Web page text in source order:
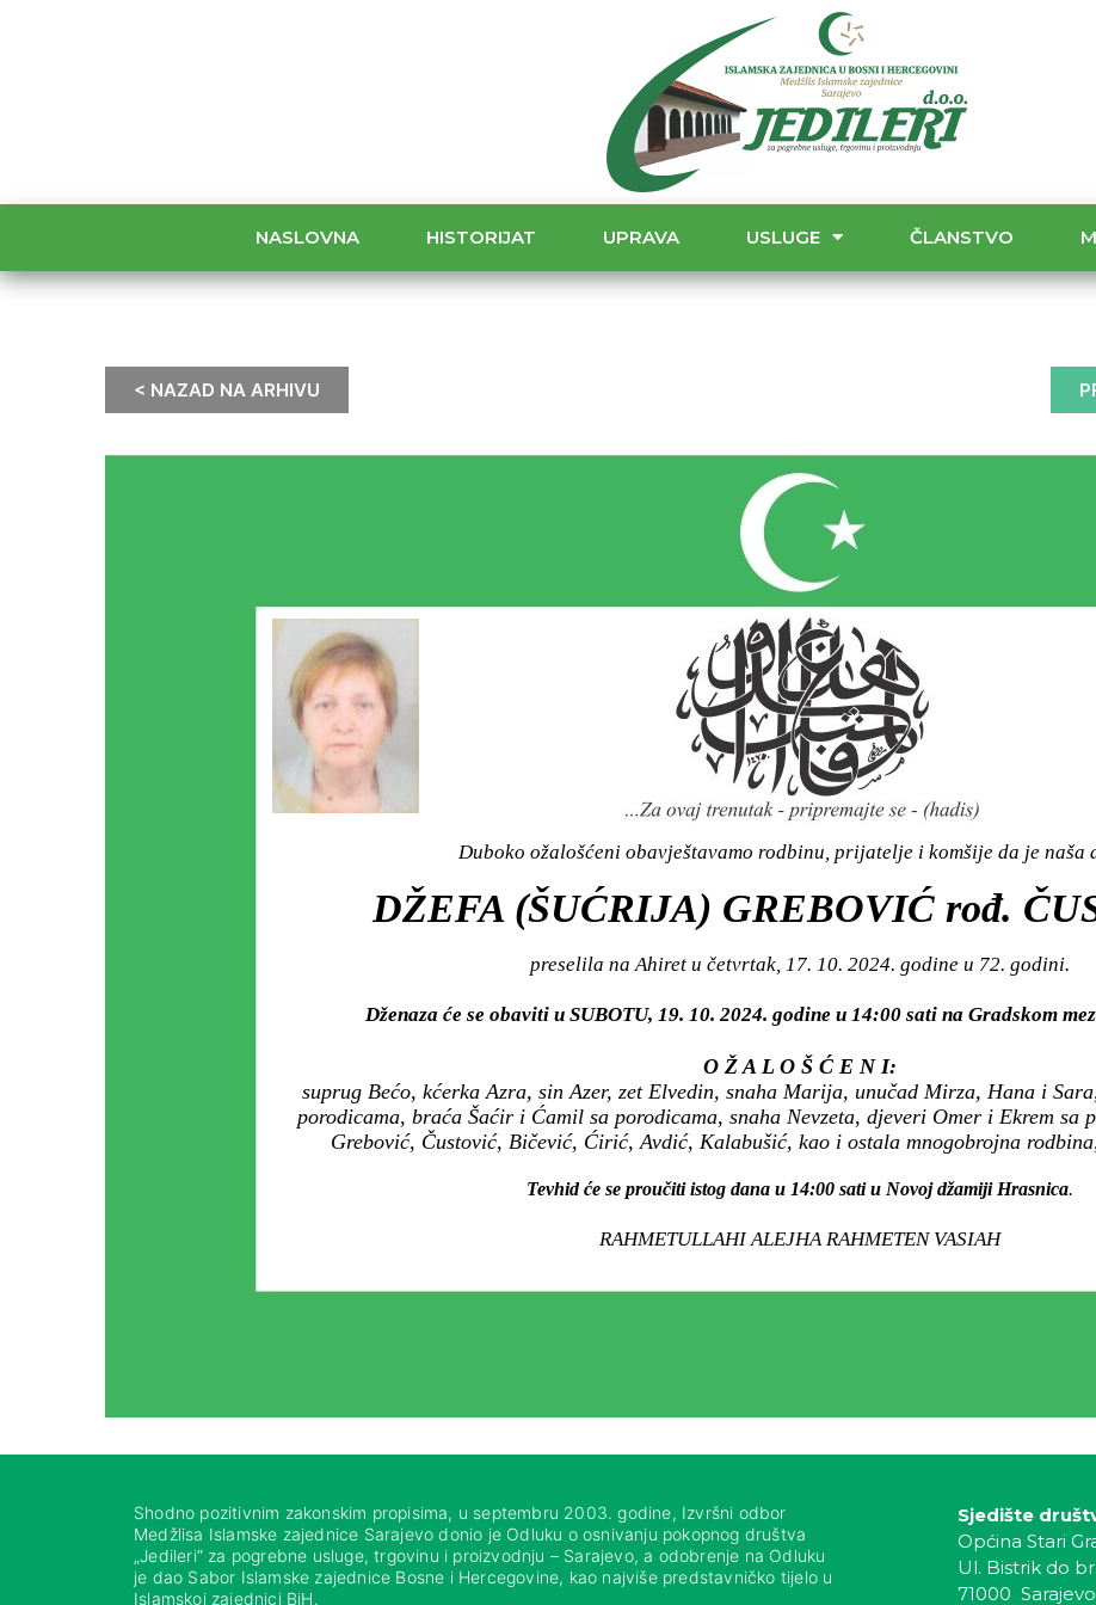
NASLOVNA HISTORIJAT UPRAVA USLUGE ČLANSTVO
< NAZAD NA ARHIVU
Duboko ožalošćeni obavještavamo rodbinu, prijatelje i komšije da je naša
DŽEFA (ŠUĆRIJA) GREBOVIĆ rođ.
preselila na Ahiret u četvrtak, 17. 10. 2024. godine u 72. godini.
Dženaza će se obaviti u SUBOTU, 19. 10. 2024. godine u 14:00 sati na Gradskom
O Ž A L O Š Ć E N I:
suprug Bećo, kćerka Azra, sin Azer, zet Elvedin, snaha Marija, unučad Mirza, Hana i
porodicama, braća Šaćir i Ćamil sa porodicama, snaha Nevzeta, djeveri Omer i Ekrem sa
Grebović, Čustović, Bičević, Ćirić, Avdić, Kalabušić, kao i ostala mnogobrojna
Tevhid će se proučiti istog dana u 14:00 sati u Novoj džamiji Hrasnica.
RAHMETULLAHI ALEJHA RAHMETEN VASIAH
Shodno pozitivnim zakonskim propisima, u septembru 2003. godine, Izvršni odbor
Medžlisa Islamske zajednice Sarajevo donio je Odluku o osnivanju pokopnog društva
„Jedileri“ za pogrebne usluge, trgovinu i proizvodnju – Sarajevo, a odobrenje na Odluku
je dao Sabor Islamske zajednice Bosne i Hercegovine, kao najviše predstavničko tijelo u
Islamskoj zajednici BiH.
Sjedište
Općina Stari
Ul. Bistrik do
71000 Sarajevo